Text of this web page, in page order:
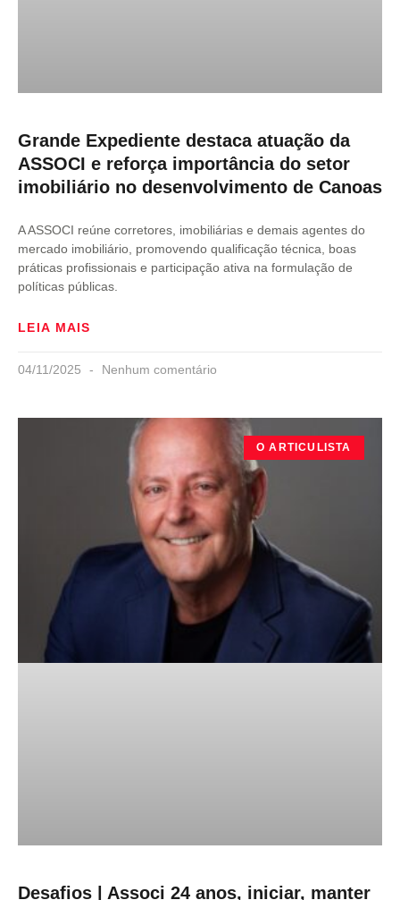
Grande Expediente destaca atuação da
ASSOCI e reforça importância do setor
imobiliário no desenvolvimento de Canoas
A ASSOCI reúne corretores, imobiliárias e demais agentes do
mercado imobiliário, promovendo qualificação técnica, boas
práticas profissionais e participação ativa na formulação de
políticas públicas.
LEIA MAIS
04/11/2025 Nenhum comentário
O ARTICULISTA
Desafios | Associ 24 anos, iniciar, manter